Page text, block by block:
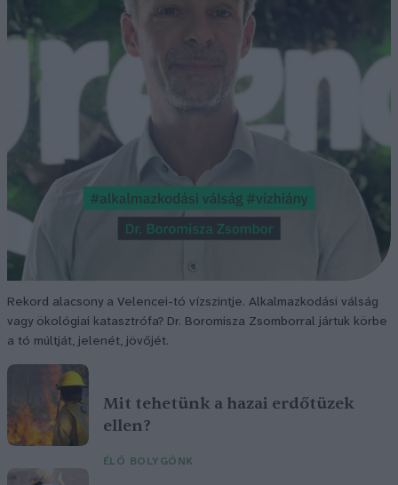
Rekord alacsony a Velencei-tó vízszintje. Alkalmazkodási válság
vagy ökológiai katasztrófa? Dr. Boromisza Zsomborral jártuk körbe
a tó múltját, jelenét, jövőjét.
Mit tehetünk a hazai erdőtüzek
ellen?
ÉLŐ BOLYGÓNK